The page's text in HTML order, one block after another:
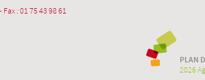
Fax : 01 75 43 98 61
PLAN
2026